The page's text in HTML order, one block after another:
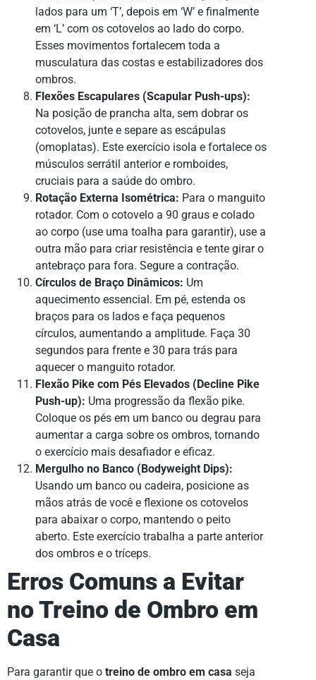
lados para um ‘T’, depois em ‘W’ e finalmente
em ‘L’ com os cotovelos ao lado do corpo.
Esses movimentos fortalecem toda a
musculatura das costas e estabilizadores dos
ombros.
Flexões Escapulares (Scapular Push-ups):
Na posição de prancha alta, sem dobrar os
cotovelos, junte e separe as escápulas
(omoplatas). Este exercício isola e fortalece os
músculos serrátil anterior e romboides,
cruciais para a saúde do ombro.
Rotação Externa Isométrica: Para o manguito
rotador. Com o cotovelo a 90 graus e colado
ao corpo (use uma toalha para garantir), use a
outra mão para criar resistência e tente girar o
antebraço para fora. Segure a contração.
Círculos de Braço Dinâmicos: Um
aquecimento essencial. Em pé, estenda os
braços para os lados e faça pequenos
círculos, aumentando a amplitude. Faça 30
segundos para frente e 30 para trás para
aquecer o manguito rotador.
Flexão Pike com Pés Elevados (Decline Pike
Push-up): Uma progressão da flexão pike.
Coloque os pés em um banco ou degrau para
aumentar a carga sobre os ombros, tornando
o exercício mais desafiador e eficaz.
Mergulho no Banco (Bodyweight Dips):
Usando um banco ou cadeira, posicione as
mãos atrás de você e flexione os cotovelos
para abaixar o corpo, mantendo o peito
aberto. Este exercício trabalha a parte anterior
dos ombros e o tríceps.
Erros Comuns a Evitar
no Treino de Ombro em
Casa
Para garantir que o treino de ombro em casa seja